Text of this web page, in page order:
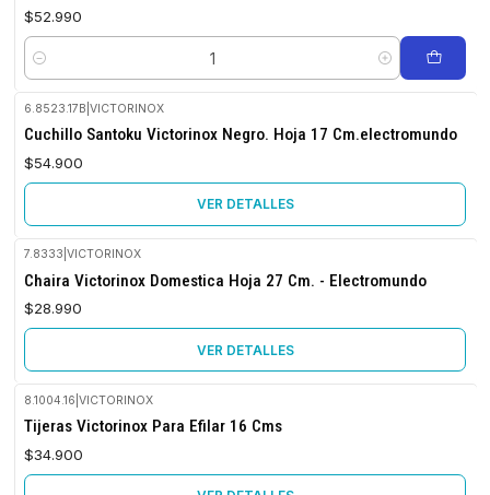
$52.990
Cantidad
No disponible
6.8523.17B VICTORINOX
Cuchillo Santoku Victorinox Negro. Hoja 17 Cm.electromundo
$54.900
VER DETALLES
No disponible
7.8333 VICTORINOX
Chaira Victorinox Domestica Hoja 27 Cm. - Electromundo
$28.990
VER DETALLES
No disponible
8.1004.16 VICTORINOX
Tijeras Victorinox Para Efilar 16 Cms
$34.900